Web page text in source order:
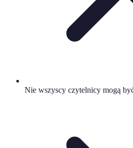
Nie wszyscy czytelnicy mogą